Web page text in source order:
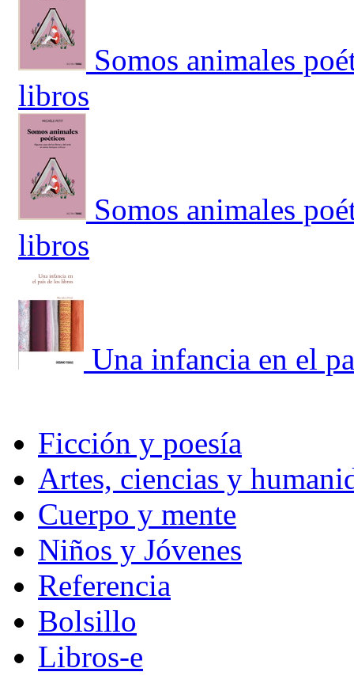
Somos animales
libros
Somos animales
libros
Una infancia en el
Ficción y poesía
Artes, ciencias y
Cuerpo y mente
Niños y Jóvenes
Referencia
Bolsillo
Libros-e